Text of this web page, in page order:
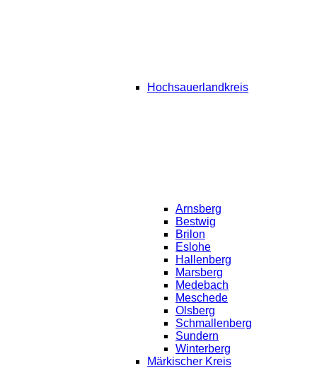
Hochsauerlandkreis
Arnsberg
Bestwig
Brilon
Eslohe
Hallenberg
Marsberg
Medebach
Meschede
Olsberg
Schmallenberg
Sundern
Winterberg
Märkischer Kreis